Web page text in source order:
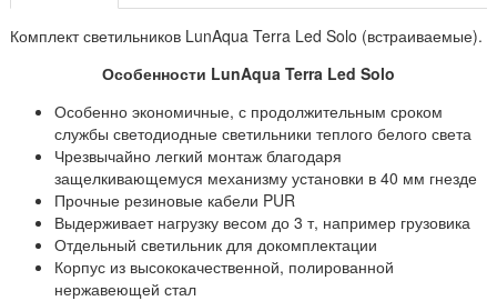
Комплект светильников LunAqua Terra Led Solo (встраиваемые).
Особенности LunAqua Terra Led Solo
Особенно экономичные, с продолжительным сроком
службы светодиодные светильники теплого белого света
Чрезвычайно легкий монтаж благодаря
защелкивающемуся механизму установки в 40 мм гнезде
Прочные резиновые кабели PUR
Выдерживает нагрузку весом до 3 т, например грузовика
Отдельный светильник для докомплектации
Корпус из высококачественной, полированной
нержавеющей стал